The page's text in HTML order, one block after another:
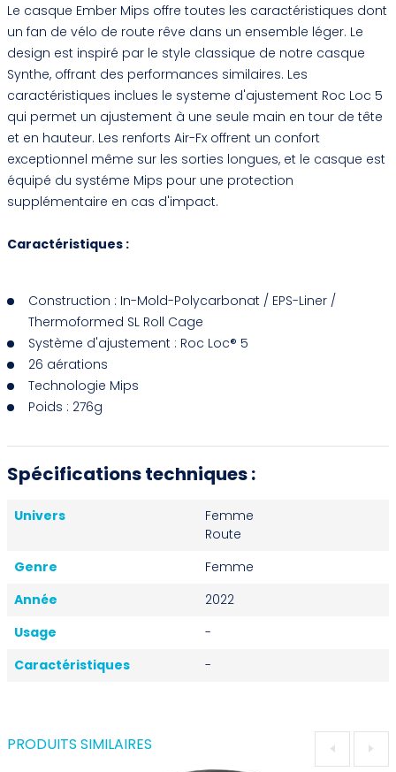
Le casque Ember Mips offre toutes les caractéristiques dont
un fan de vélo de route rêve dans un ensemble léger. Le
design est inspiré par le style classique de notre casque
Synthe, offrant des performances similaires. Les
caractéristiques inclues le systeme d'ajustement Roc Loc 5
qui permet un ajustement à une seule main en tour de tête
et en hauteur. Les renforts Air-Fx offrent un confort
exceptionnel même sur les sorties longues, et le casque est
équipé du systéme Mips pour une protection
supplémentaire en cas d'impact.
Caractéristiques :
Construction : In-Mold-Polycarbonat / EPS-Liner /
Thermoformed SL Roll Cage
Système d'ajustement : Roc Loc® 5
26 aérations
Technologie Mips
Poids : 276g
Spécifications techniques :
Univers
Femme
Route
Genre
Femme
Année
2022
Usage
-
Caractéristiques
-
PRODUITS SIMILAIRES